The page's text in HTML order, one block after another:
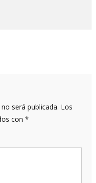
será publicada. Los
con *